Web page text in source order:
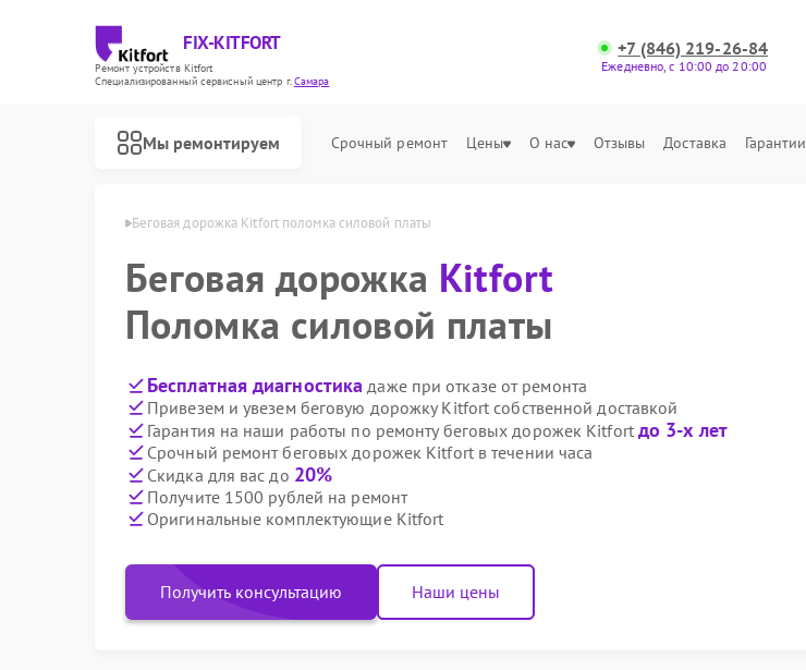
FIX-KITFORT
Ремонт устройств Kitfort
Специализированный cервисный центр г.Самара
+7 (846) 219-26-84
Ежедневно, с 10:00 до 20:00
Мы ремонтируем Срочный ремонт Цены О нас Отзывы Доставка Гарантии
Беговая дорожка Kitfort поломка силовой платы
Беговая дорожка Kitfort
Поломка силовой платы
Бесплатная диагностика даже при отказе от ремонта
Привезем и увезем беговую дорожку Kitfort собственной доставкой
Гарантия на наши работы по ремонту беговых дорожек Kitfort до 3-х лет
Срочный ремонт беговых дорожек Kitfort в течении часа
Скидка для вас до 20%
Получите 1500 рублей на ремонт
Оригинальные комплектующие Kitfort
Получить консультацию Наши цены